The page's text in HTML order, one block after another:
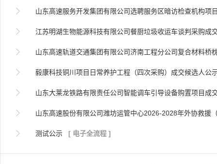
 山东高速服务开发集团有限公司选聘服务区暗访检查机构项目成
 江苏明湖生物能源科技有限公司餐厨垃圾收运车谈判采购成
 山东高速轨道交通集团有限公司济南工程分公司复合材料桥枕及联结零件采购项
 毅康科技铜川项目日常养护工程（四次采购）成交候选人公
 山东大莱龙铁路有限责任公司智能调车引导设备购置项目成
 山东高速股份有限公司潍坊运管中心2026-2028年外协救援（联合
 [ 电子全流程 ]
测试公示